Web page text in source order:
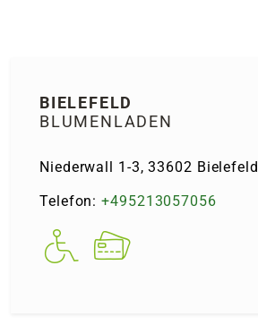
BIELE­FELD
BLUMENLADEN
Niederwall 1-3, 33602 Biele­feld
Telefon:+495213057056